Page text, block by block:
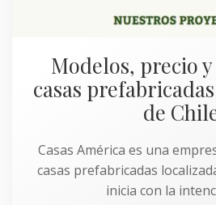
Modelos, precio
casas
de
Casas América es una
casas prefabricadas
inicia con la